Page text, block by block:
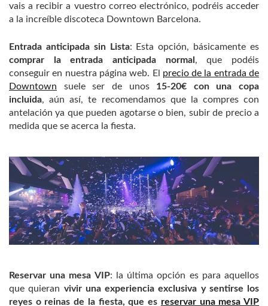
vais a recibir a vuestro correo electrónico, podréis acceder
a la increíble discoteca Downtown Barcelona.
Entrada anticipada sin Lista: Esta opción, básicamente es
comprar la entrada anticipada normal, que podéis
conseguir en nuestra página web. El precio de la entrada de
Downtown suele ser de unos 15-20€ con una copa
incluida, aún así, te recomendamos que la compres con
antelación ya que pueden agotarse o bien, subir de precio a
medida que se acerca la fiesta.
Reservar una mesa VIP: la última opción es para aquellos
que quieran vivir una experiencia exclusiva y sentirse los
reyes o reinas de la fiesta, que es reservar una mesa VIP